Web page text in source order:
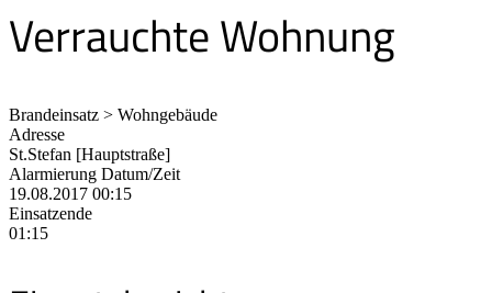
Verrauchte Wohnung
Brandeinsatz > Wohngebäude
Adresse
St.Stefan [Hauptstraße]
Alarmierung Datum/Zeit
19.08.2017 00:15
Einsatzende
01:15